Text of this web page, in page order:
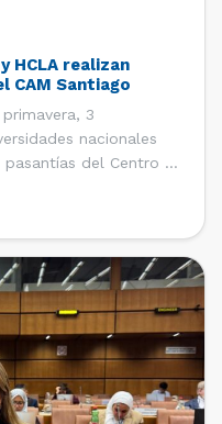
HCLA realizan
CAM Santiago
3
nacionales
del Centro de
noviembre y el 30 de
Ingrid Ivania […]